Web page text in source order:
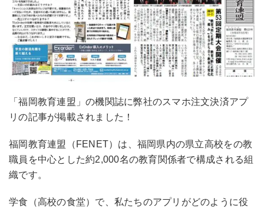
「福岡教育連盟」の機関誌に弊社のスマホ注文決済アプ
リの記事が掲載されました！
福岡教育連盟（FENET）は、福岡県内の県立高校をの教
職員を中心とした約2,000名の教育関係者で構成される組
織です。
学食（高校の食堂）で、私たちのアプリがどのように役